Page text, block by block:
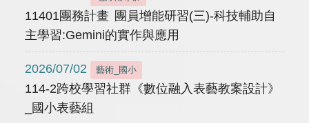
11401團務計畫 團員增能研習(三)-科技輔助自
主學習:Gemini的實作與應用
2026/07/02 藝術_國小
114-2跨校學習社群《數位融入表藝教案設計》
_國小表藝組